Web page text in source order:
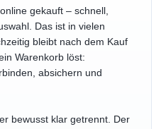
gekauft – schnell,
Das ist in vielen
bleibt nach dem Kauf
Warenkorb löst:
absichern und
bewusst klar getrennt. Der